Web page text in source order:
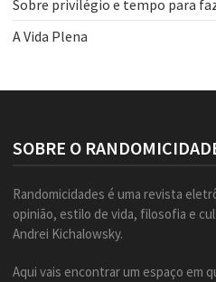
Sobre privilégio e tempo para
A Vida Plena
SOBRE O
Randomicidades é uma revista
opinião, estilo de vida, filosofia e
Andrei Kichalowsky.
Aqui vais encontrar um espaço em